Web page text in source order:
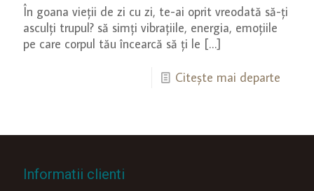
În goana vieții de zi cu zi, te-ai oprit vreodată să-ți
asculți trupul? să simți vibrațiile, energia, emoțiile
pe care corpul tău încearcă să ți le […]
Citește mai departe
Informatii clienti